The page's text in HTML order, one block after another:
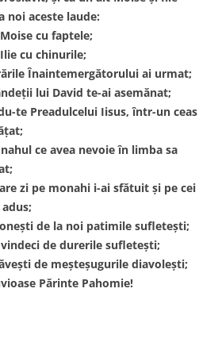
noi aceste laude:
cu faptele;
cu chinurile;
Înaintemergătorului ai urmat;
lui David te-ai asemănat;
te Preadulcelui Iisus, într-un ceas
ce avea nevoie în limba sa
zi pe monahi i-ai sfătuit şi pe cei
de la noi patimile sufleteşti;
de durerile sufleteşti;
de meşteşugurile diavoleşti;
Părinte Pahomie!